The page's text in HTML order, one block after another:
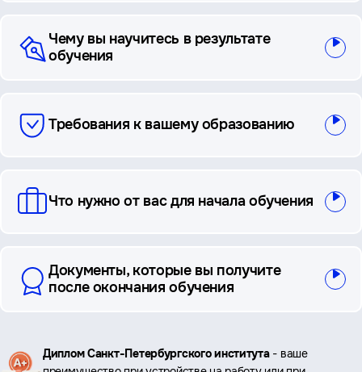
Чему вы научитесь в результате
обучения
Требования к вашему образованию
Что нужно от вас для начала обучения
Документы, которые вы получите
после окончания обучения
Ключевые
Диплом Санкт-Петербургского института- ваше